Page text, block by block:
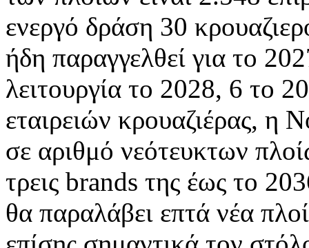
ενεργό δράση 30
ήδη παραγγελθεί για το
λειτουργία το 2028, 6 το
εταιρειών κρουαζιέρας, η
σε αριθμό νεότευκτων
τρεις brands της έως το
θα παραλάβει επτά νέα